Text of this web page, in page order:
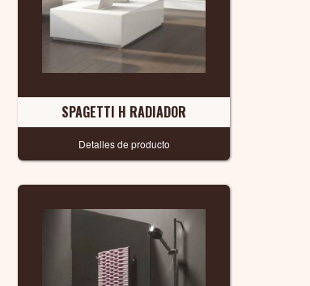
SPAGETTI H RADIADOR
Detalles de producto